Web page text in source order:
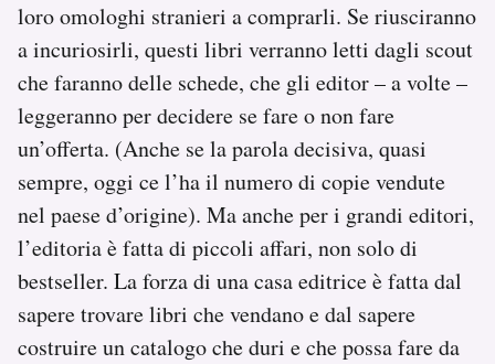
loro omologhi stranieri a comprarli. Se riusciranno
a incuriosirli, questi libri verranno letti dagli scout
che faranno delle schede, che gli editor – a volte –
leggeranno per decidere se fare o non fare
un’offerta. (Anche se la parola decisiva, quasi
sempre, oggi ce l’ha il numero di copie vendute
nel paese d’origine). Ma anche per i grandi editori,
l’editoria è fatta di piccoli affari, non solo di
bestseller. La forza di una casa editrice è fatta dal
sapere trovare libri che vendano e dal sapere
costruire un catalogo che duri e che possa fare da